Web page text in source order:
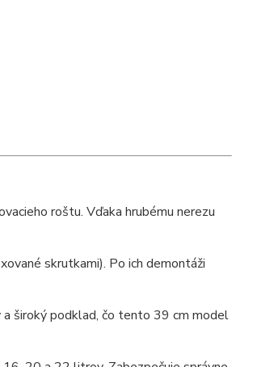
roštu. Vďaka hrubému nerezu
skrutkami). Po ich demontáži
široký podklad, čo tento 39 cm model